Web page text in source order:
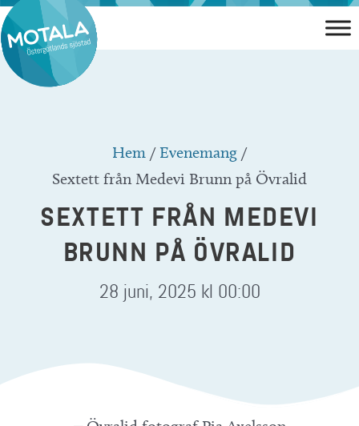
Hoppa
till
innehåll
Hem /Evenemang /
Sextett från Medevi Brunn på Övralid
SEXTETT FRÅN MEDEVI
BRUNN PÅ ÖVRALID
28 juni, 2025 kl 00:00